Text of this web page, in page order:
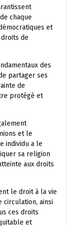
chaque
et
de
des
partager ses
de
protégé et
et le
individu a le
sa religion
aux droits
le droit à la vie
circulation, ainsi
ces droits
et